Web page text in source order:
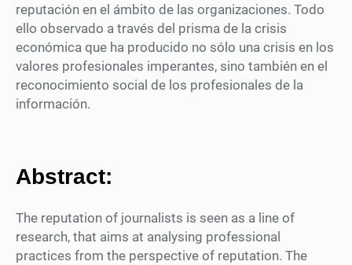
reputación en el ámbito de las organizaciones. Todo
ello observado a través del prisma de la crisis
económica que ha producido no sólo una crisis en los
valores profesionales imperantes, sino también en el
reconocimiento social de los profesionales de la
información.
Abstract:
The reputation of journalists is seen as a line of
research, that aims at analysing professional
practices from the perspective of reputation. The